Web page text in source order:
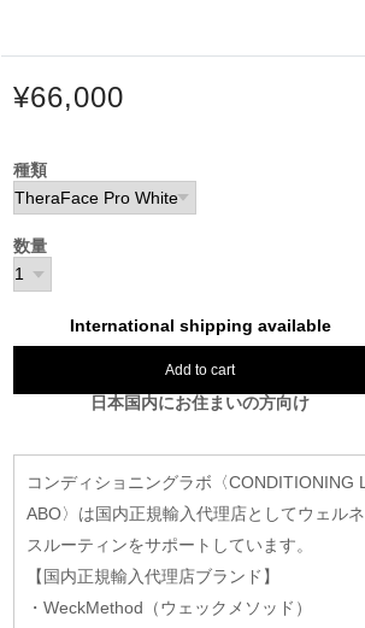
¥66,000
種類
数量
International shipping available
Add to cart
日本国内にお住まいの方向け
コンディショニングラボ〈CONDITIONING L
ABO〉は国内正規輸入代理店としてウェルネ
スルーティンをサポートしています。
【国内正規輸入代理店ブランド】
・WeckMethod（ウェックメソッド）